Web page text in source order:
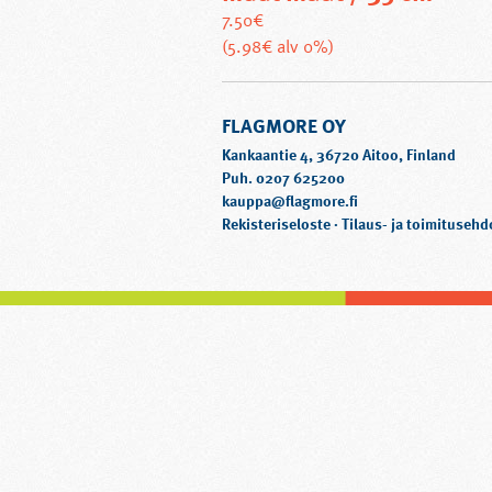
7.50€
(5.98€ alv 0%)
useampi
muunnelma.
Voit
tehdä
valinnat
FLAGMORE OY
Kankaantie 4, 36720 Aitoo, Finland
Puh. 0207 625200
kauppa@flagmore.fi
Rekisteriseloste·Tilaus- ja